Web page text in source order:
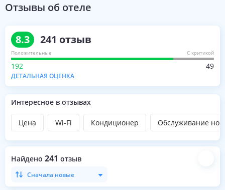
Отзывы об отеле
8.3 241 отзыв
Положительные С критикой
192 49
ДЕТАЛЬНАЯ ОЦЕНКА
Интересное в отзывах
Цена Wi-Fi Кондиционер Обслуживание
Найдено 241 отзыв
Сначала новые